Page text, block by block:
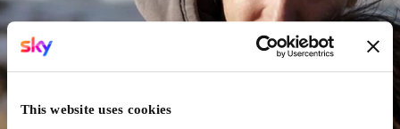
This website uses cookies